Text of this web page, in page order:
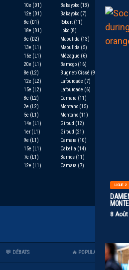
LIGUE 2
8
10e (D1)
Bakayoko (13)
12e (D1)
Bakayoko (7)
8e (D1)
Robert (11)
18e (D1)
Loko (8)
3e (D2)
Maoulida (13)
13e (L1)
Maoulida (5)
16e (L1)
Mézague (6)
20e (L1)
Bamogo (16)
8e (L2)
Bugnet/Cissé (9)
12e (L2)
Lafourcade (7)
15e (L2)
Lafourcade (6)
8e (L2)
Camara (11)
2e (L2)
Montano (15)
5e (L1)
Montano (11)
14e (L1)
Giroud (12)
1er (L1)
Giroud (21)
9e (L1)
Camara (10)
15e (L1)
Cabella (14)
7e (L1)
Barrios (11)
12e (L1)
Camara (7)
💬 DÉBATS 🔥 POPULAIRES